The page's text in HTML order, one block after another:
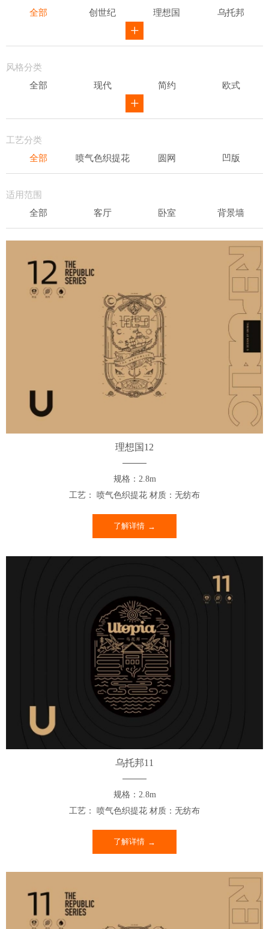
全部
创世纪 理想国 乌托邦
风格分类
全部
现代 简约 欧式
工艺分类
全部
喷气色织提花 圆网 凹版
适用范围
全部
客厅 卧室 背景墙
理想国12
规格：2.8m
工艺： 喷气色织提花 材质：无纺布
了解详情
乌托邦11
规格：2.8m
工艺： 喷气色织提花 材质：无纺布
了解详情